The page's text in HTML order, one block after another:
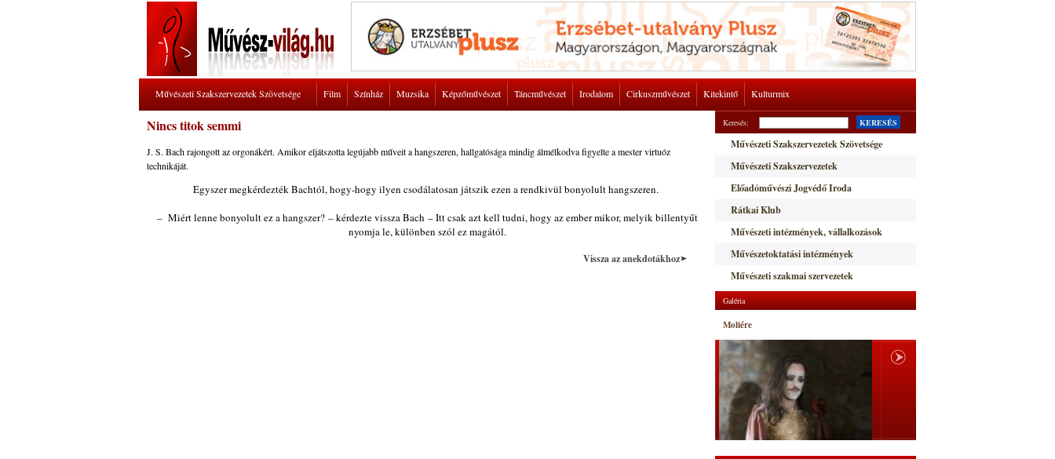
Művészeti Szakszervezetek Szövetsége Film Színház Muzsika Képzőművészet Táncművészet Irodalom Cirkuszművészet Kitekintő Kulturmix
Nincs titok semmi
J. S. Bach rajongott az orgonákért. Amikor eljátszotta legújabb műveit a hangszeren, hallgatósága mindig álmélkodva figyelte a mester virtuóz
technikáját.
Egyszer megkérdezték Bachtól, hogy-hogy ilyen csodálatosan játszik ezen a rendkivül bonyolult hangszeren.
– Miért lenne bonyolult ez a hangszer? – kérdezte vissza Bach – Itt csak azt kell tudni, hogy az ember mikor, melyik billentyűt
nyomja le, különben szól ez magától.
Vissza az anekdotákhoz
Keresés: KERESÉS
Művészeti Szakszervezetek Szövetsége
Művészeti Szakszervezetek
Előadóművészi Jogvédő Iroda
Rátkai Klub
Művészeti intézmények, vállalkozások
Művészetoktatási intézmények
Művészeti szakmai szervezetek
Galéria
Moliére